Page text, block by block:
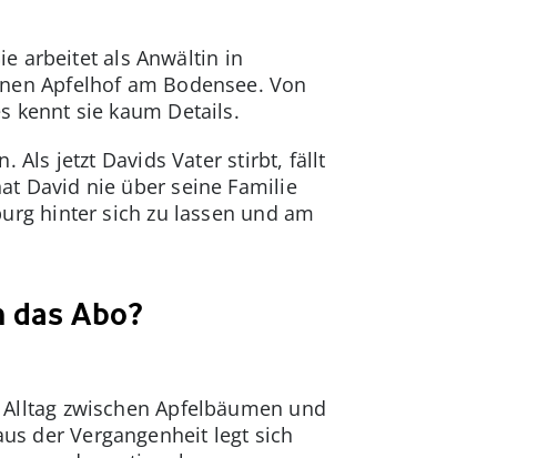
arbeitet als Anwältin in
Apfelhof am Bodensee. Von
kennt sie kaum Details.
Als jetzt Davids Vater stirbt, fällt
David nie über seine Familie
hinter sich zu lassen und am
Abo?
zwischen Apfelbäumen und
der Vergangenheit legt sich